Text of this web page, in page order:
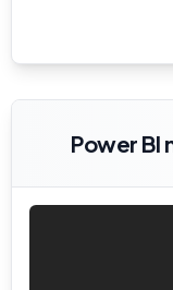
Power BI